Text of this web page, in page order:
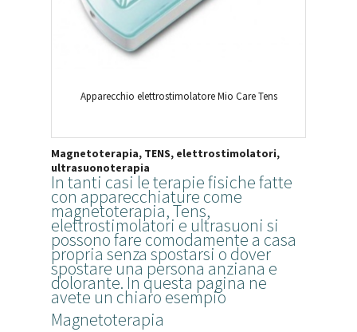
Apparecchio elettrostimolatore Mio Care Tens
Magnetoterapia, TENS, elettrostimolatori,
ultrasuonoterapia
In tanti casi le terapie fisiche fatte
con apparecchiature come
magnetoterapia, Tens,
elettrostimolatori e ultrasuoni si
possono fare comodamente a casa
propria senza spostarsi o dover
spostare una persona anziana e
dolorante. In questa pagina ne
avete un chiaro esempio
Magnetoterapia